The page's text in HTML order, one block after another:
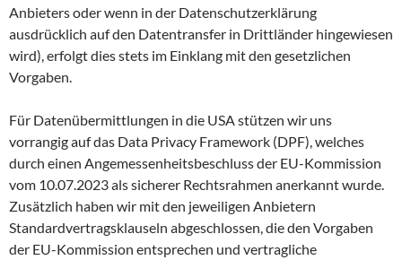
Anbieters oder wenn in der Datenschutzerklärung
ausdrücklich auf den Datentransfer in Drittländer hingewiesen
wird), erfolgt dies stets im Einklang mit den gesetzlichen
Vorgaben.
Für Datenübermittlungen in die USA stützen wir uns
vorrangig auf das Data Privacy Framework (DPF), welches
durch einen Angemessenheitsbeschluss der EU-Kommission
vom 10.07.2023 als sicherer Rechtsrahmen anerkannt wurde.
Zusätzlich haben wir mit den jeweiligen Anbietern
Standardvertragsklauseln abgeschlossen, die den Vorgaben
der EU-Kommission entsprechen und vertragliche